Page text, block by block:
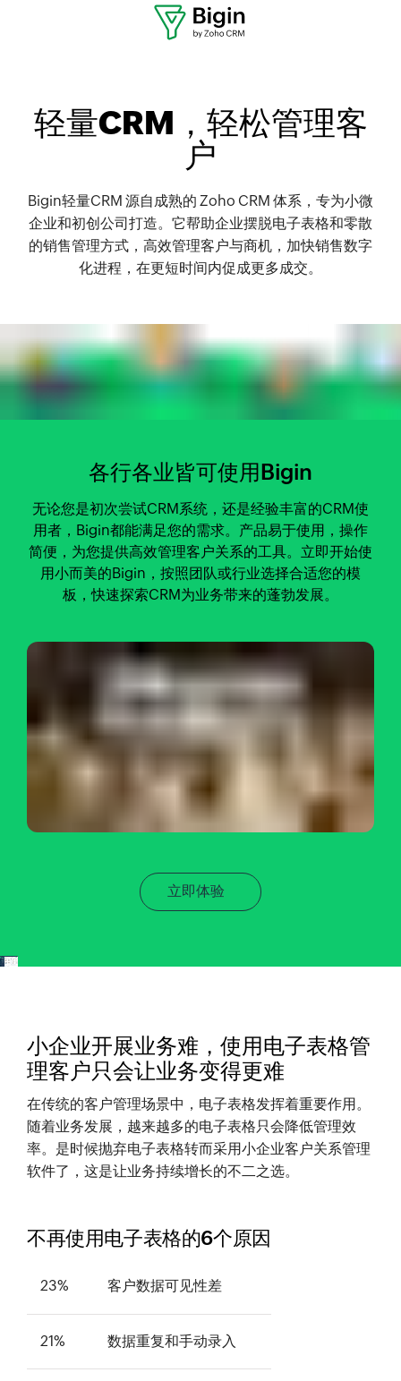
轻量CRM， 轻松管理客
户
Bigin轻量CRM 源自成熟的 Zoho CRM 体系，专为小微
企业和初创公司打造。它帮助企业摆脱电子表格和零散
的销售管理方式，高效管理客户与商机，加快销售数字
化进程，在更短时间内促成更多成交。
各行各业皆可使用Bigin
无论您是初次尝试CRM系统，还是经验丰富的CRM使
用者，Bigin都能满足您的需求。产品易于使用，操作
简便，为您提供高效管理客户关系的工具。立即开始使
用小而美的Bigin，按照团队或行业选择合适您的模
板，快速探索CRM为业务带来的蓬勃发展。
立即体验
小企业开展业务难，使用电子表格管
理客户只会让业务变得更难
在传统的客户管理场景中，电子表格发挥着重要作用。
随着业务发展，越来越多的电子表格只会降低管理效
率。是时候抛弃电子表格转而采用小企业客户关系管理
软件了，这是让业务持续增长的不二之选。
不再使用电子表格的6个原因
23% 客户数据可见性差
21% 数据重复和手动录入